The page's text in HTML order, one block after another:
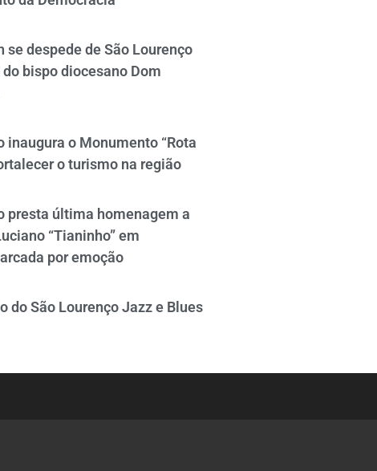
se despede de São Lourenço
bispo diocesano Dom
inaugura o Monumento “Rota
o turismo na região
presta última homenagem a
“Tianinho” em
por emoção
do São Lourenço Jazz e Blues